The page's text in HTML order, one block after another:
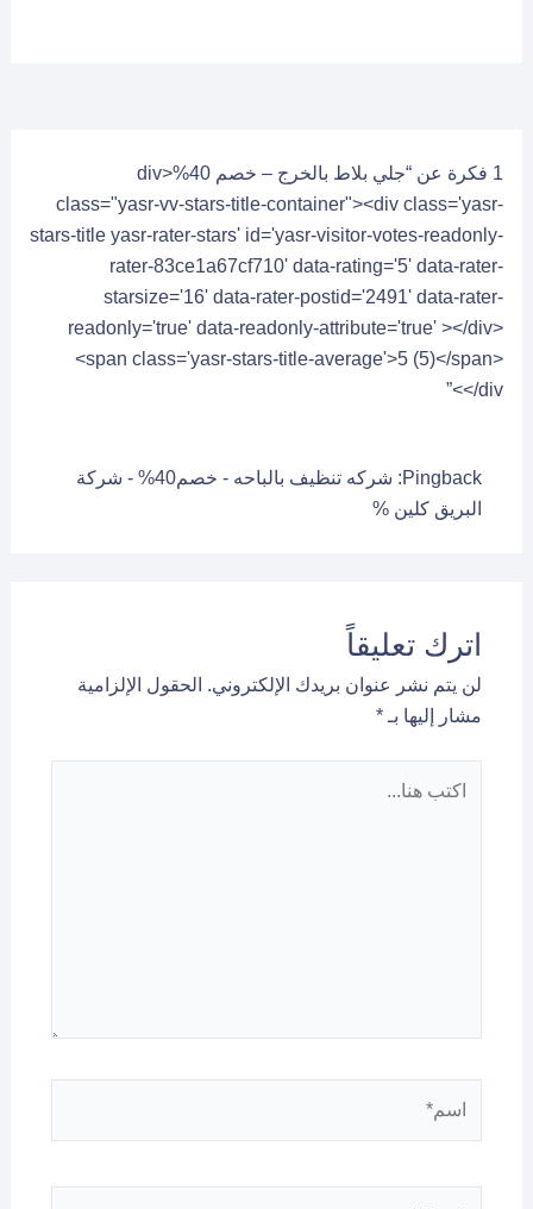
1 فكرة عن “جلي بلاط بالخرج – خصم 40%<div
class="yasr-vv-stars-title-container"><div class='yasr-
stars-title yasr-rater-stars' id='yasr-visitor-votes-readonly-
rater-83ce1a67cf710' data-rating='5' data-rater-
starsize='16' data-rater-postid='2491' data-rater-
readonly='true' data-readonly-attribute='true' ></div>
<span class='yasr-stars-title-average'>5 (5)</span>
</div>”
Pingback:
شركه تنظيف بالباحه - خصم40% - شركة
البريق كلين %
اترك تعليقاً
لن يتم نشر عنوان بريدك الإلكتروني. الحقول الإلزامية
مشار إليها بـ *